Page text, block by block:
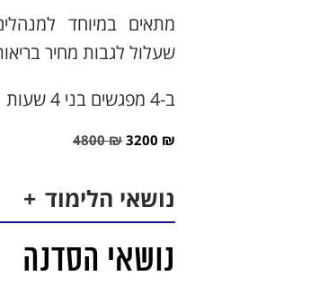
מתאים במיוחד
שעלול לגבות מחיר
ב-4 מפגשים בני 4 שעות
3200 ₪
4800₪
נושאי הלימוד
נושאי הסדנה